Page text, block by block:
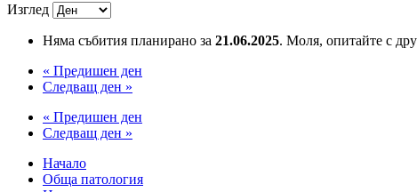
Изглед
Няма събития планирано за 21.06.2025. Моля, опитайте с
« Предишен ден
Следващ ден »
« Предишен ден
Следващ ден »
Начало
Обща патология